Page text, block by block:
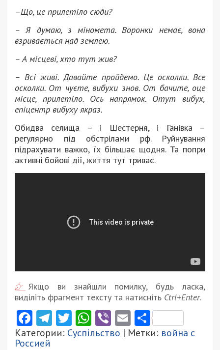
–Що, це прилетіло сюди?
– Я думаю, з міномета. Воронки немає, вона
взривається над землею.
– А місцеві, хто тут жив?
– Всі живі. Давайте пройдемо. Це осколки. Все
осколки. От чуєте, вибухи знов. От бачите, оце
місце, прилетіло. Ось напрямок. Отут вибух,
епіцентр вибуху якраз.
Обидва селища – і Шестерня, і Ганівка –
регулярно під обстрілами рф. Руйнування
підрахувати важко, їх більшає щодня. Та попри
активні бойові дії, життя тут триває.
Якщо ви знайшли помилку, будь ласка,
виділіть фрагмент тексту та натисніть Ctrl+Enter.
Facebook
Telegram
Twitter
WhatsApp
ViberEmail
Категории: Суспільство | Метки: война с
Россией